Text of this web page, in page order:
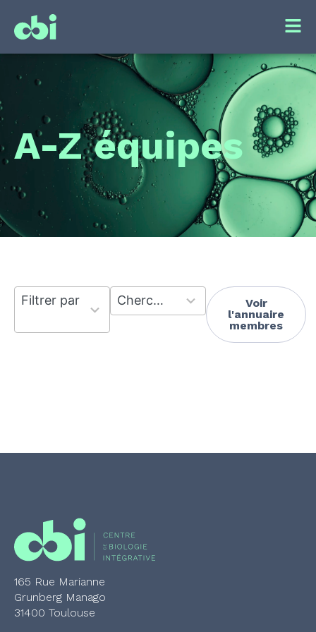
A-Z équipes
Filtrer par thèmes de recherche
available
Chercher par responsable
53
results
available
Voir
l'annuaire
membres
165 Rue Marianne
Grunberg Manago
31400 Toulouse